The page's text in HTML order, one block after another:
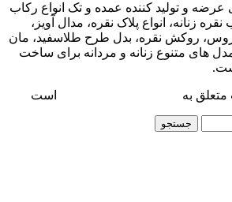
و تولید کننده عمده و تک انواع رکاب
نقره زنانه، انواع پلاک نقره، مدال آویز،
روکش نقره، بدل طرح طلاسفید، مان
های متنوع زنانه و مردانه برای ساخت
به است
جستجو